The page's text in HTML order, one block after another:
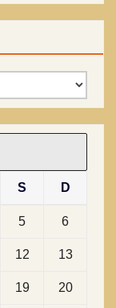
S D
5 6
12 13
19 20